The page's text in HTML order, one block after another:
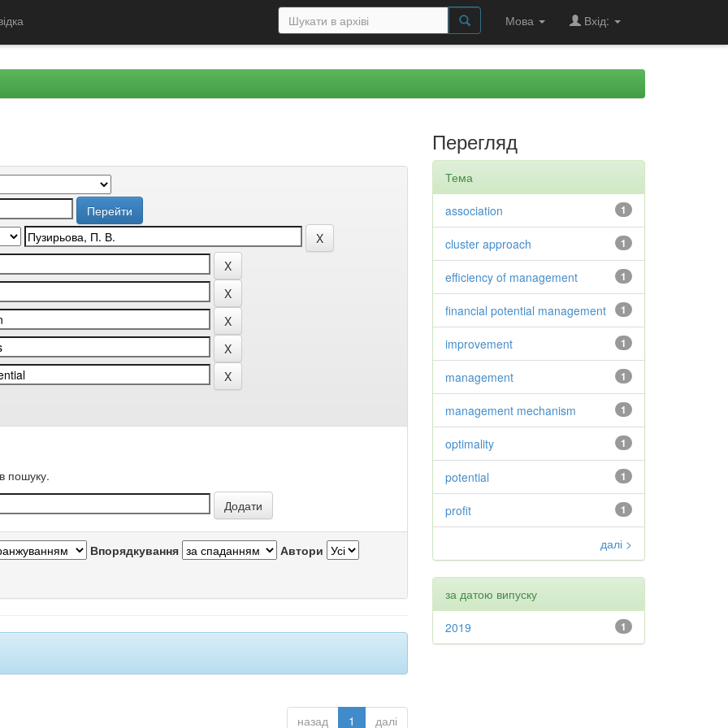
Мова Вхід:
пошуку.
Впорядкування Автори
назад 1 далі
Перегляд
Тема
1
association
1
cluster approach
1
efficiency of management
1
financial potential management
1
improvement
1
management
1
management mechanism
1
optimality
1
potential
1
profit
далі >
за датою випуску
1
2019